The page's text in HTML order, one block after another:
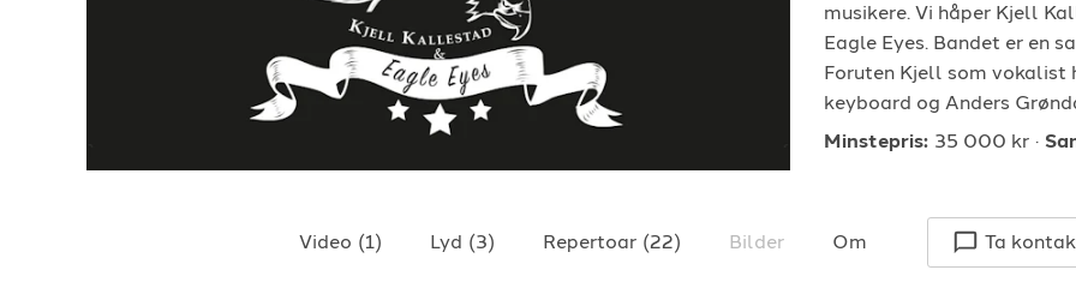
Hvordan booke i 2026
Se referanser
+4790640887
musikere. Vi håper Kjell
Eagle Eyes. Bandet er en
Foruten Kjell som vokalist
keyboard og Anders
Minstepris: 35 000 kr
Video (1) Lyd (3) Repertoar (22) Bilder Om Ta